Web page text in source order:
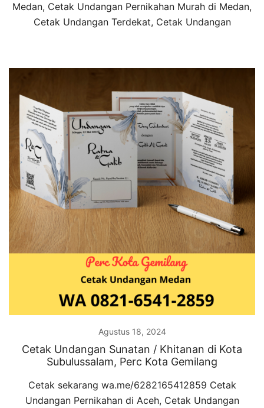
Medan, Cetak Undangan Pernikahan Murah di Medan,
Cetak Undangan Terdekat, Cetak Undangan
Agustus 18, 2024
Cetak Undangan Sunatan / Khitanan di Kota
Subulussalam, Perc Kota Gemilang
Cetak sekarang wa.me/6282165412859 Cetak
Undangan Pernikahan di Aceh, Cetak Undangan